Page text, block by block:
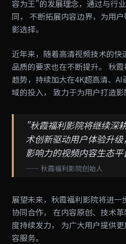
容为王"的发展理念，通过与行
同， 不断拓展内容边界，为用
影选择。
近年来，随着高清视频技术的快
品质的要求也在不断提升。 秋
趋势，持续加大在4K超高清、
域的投入， 致力于为用户打造影
"秋霞福利影院将继续深
术创新驱动用户体验升
影响力的视频内容生态
—— 秋霞福利影院创始人
展望未来，秋霞福利影院将进
协同合作， 在内容原创、技术
度持续发力， 为广大用户提供
容服务。